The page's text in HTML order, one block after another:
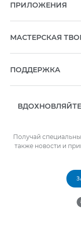
ПРИЛОЖЕНИЯ
МАСТЕРСКАЯ
ПОДДЕРЖКА
Получай
также новости и